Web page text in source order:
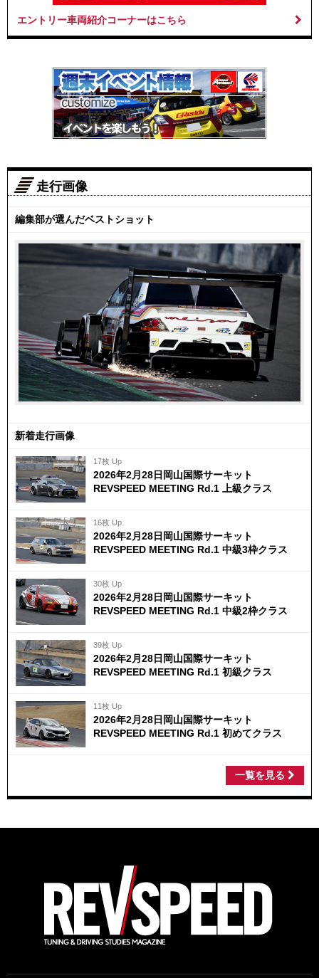
エントリー車両紹介コーナーはこちら
走行画像
編集部が選んだベストショット
新着走行画像
17枚 Up
2026年2月28日岡山国際サーキット
REVSPEED MEETING Rd.1 上級クラス
16枚 Up
2026年2月28日岡山国際サーキット
REVSPEED MEETING Rd.1 中級3枠クラス
30枚 Up
2026年2月28日岡山国際サーキット
REVSPEED MEETING Rd.1 中級2枠クラス
39枚 Up
2026年2月28日岡山国際サーキット
REVSPEED MEETING Rd.1 初級クラス
11枚 Up
2026年2月28日岡山国際サーキット
REVSPEED MEETING Rd.1 初めてクラス
一覧を見る